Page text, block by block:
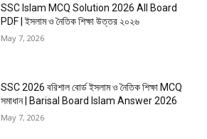
SSC Islam MCQ Solution 2026 All Board
PDF | ইসলাম ও নৈতিক শিক্ষা উত্তর ২০২৬
May 7, 2026
SSC 2026 বরিশাল বোর্ড ইসলাম ও নৈতিক শিক্ষা MCQ
সমাধান | Barisal Board Islam Answer 2026
May 7, 2026